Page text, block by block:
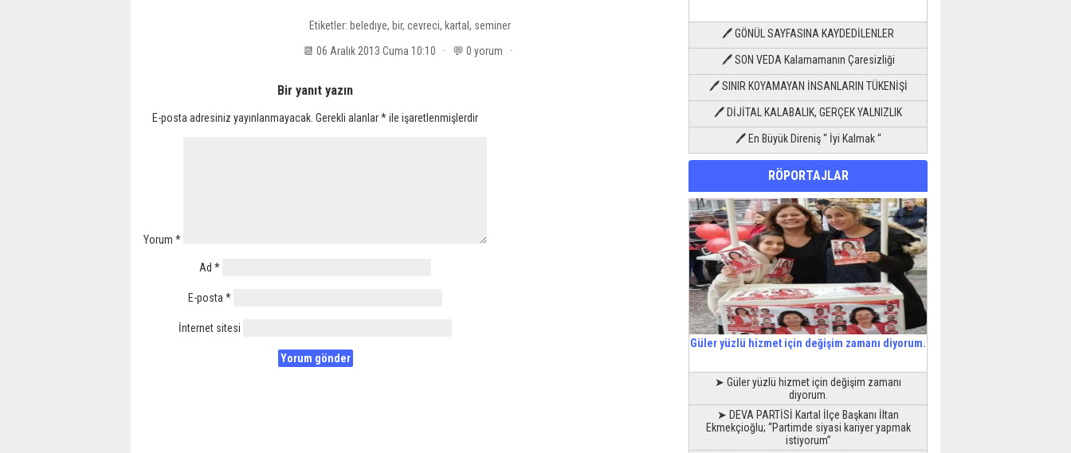
Etiketler: beledıye, bir, cevreci, kartal , seminer
📆 06 Aralık 2013 Cuma 10:10 · 💬 0 yorum ·
Bir yanıt yazın
E-posta adresiniz yayınlanmayacak. Gerekli alanlar*ile işaretlenmişlerdir
Yorum *
Ad *
E-posta *
İnternet sitesi
🖊 GÖNÜL SAYFASINA KAYDEDİLENLER
🖊 SON VEDA Kalamamanın Çaresizliği
🖊 SINIR KOYAMAYAN İNSANLARIN TÜKENİŞİ
🖊 DİJİTAL KALABALIK, GERÇEK YALNIZLIK
🖊 En Büyük Direniş “ İyi Kalmak “
RÖPORTAJLAR
Güler yüzlü hizmet için değişim zamanı diyorum.
➤ Güler yüzlü hizmet için değişim zamanı
diyorum.
➤ DEVA PARTİSİ Kartal İlçe Başkanı İltan
Ekmekçioğlu; “Partimde siyasi kariyer yapmak
istiyorum”